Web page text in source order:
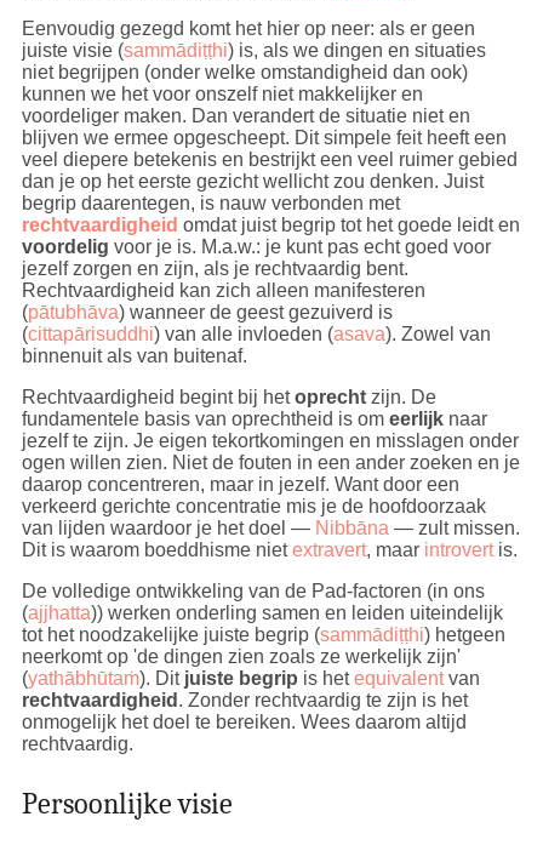
Eenvoudig gezegd komt het hier op neer: als er geen
juiste visie (sammādiṭṭhi) is, als we dingen en situaties
niet begrijpen (onder welke omstandigheid dan ook)
kunnen we het voor onszelf niet makkelijker en
voordeliger maken. Dan verandert de situatie niet en
blijven we ermee opgescheept. Dit simpele feit heeft een
veel diepere betekenis en bestrijkt een veel ruimer gebied
dan je op het eerste gezicht wellicht zou denken. Juist
begrip daarentegen, is nauw verbonden met
rechtvaardigheid omdat juist begrip tot het goede leidt en
voordelig voor je is. M.a.w.: je kunt pas echt goed voor
jezelf zorgen en zijn, als je rechtvaardig bent.
Rechtvaardigheid kan zich alleen manifesteren
(pātubhāva) wanneer de geest gezuiverd is
(cittapārisuddhi) van alle invloeden (asava). Zowel van
binnenuit als van buitenaf.
Rechtvaardigheid begint bij hetoprechtzijn. De
fundamentele basis van oprechtheid is om eerlijknaar
jezelf te zijn. Je eigen tekortkomingen en misslagen onder
ogen willen zien. Niet de fouten in een ander zoeken en je
daarop concentreren, maar in jezelf. Want door een
verkeerd gerichte concentratie mis je de hoofdoorzaak
van lijden waardoor je het doel — Nibbāna — zult missen.
Dit is waarom boeddhisme nietextravert, maar introvertis.
De volledige ontwikkeling van de Pad-factoren (in ons
(ajjhatta)) werken onderling samen en leiden uiteindelijk
tot het noodzakelijke juiste begrip (sammādiṭṭhi) hetgeen
neerkomt op 'de dingen zien zoals ze werkelijk zijn'
(yathābhūtaṁ). Dit juiste begrip is hetequivalentvan
rechtvaardigheid . Zonder rechtvaardig te zijn is het
onmogelijk het doel te bereiken. Wees daarom altijd
rechtvaardig.
Persoonlijke visie